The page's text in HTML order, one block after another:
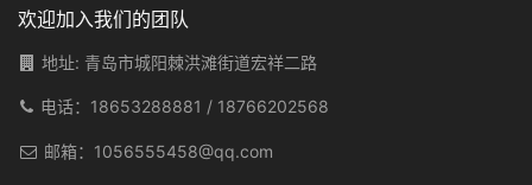
欢迎加入我们的团队
地址: 青岛市城阳棘洪滩街道宏祥二路
电话： 18653288881 / 18766202568
邮箱： 1056555458@qq.com